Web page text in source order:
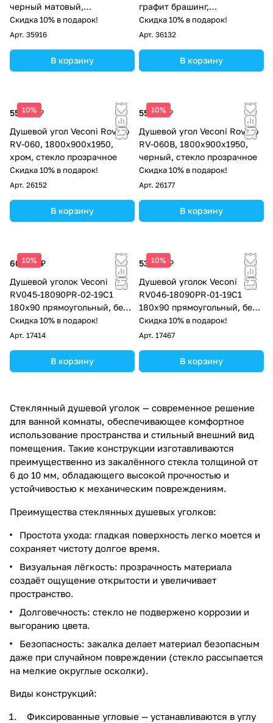
черный матовый,
прозрачное стекло
Скидка 10% в подарок!
Арт. 35916
В корзину
графит брашинг,
тонированное стекло
Скидка 10% в подарок!
Арт. 36132
В корзину
10%
55 057 ₽
Душевой угол Veconi Rovigo
RV-060, 1800х900х1950,
хром, стекло прозрачное
Скидка 10% в подарок!
Арт. 26152
В корзину
10%
55 057 ₽
Душевой угол Veconi Rovigo
RV-060B, 1800х900х1950,
черный, стекло прозрачное
Скидка 10% в подарок!
Арт. 26177
В корзину
10%
60 007 ₽
Душевой уголок Veconi
RV045-18090PR-02-19C1
180х90 прямоугольный, без
поддона, матовое стекло,
хром
Скидка 10% в подарок!
Арт. 17414
В корзину
10%
53 867 ₽
Душевой уголок Veconi
RV046-18090PR-01-19C1
180х90 прямоугольный, без
поддона, прозрачное стекло,
хром
Скидка 10% в подарок!
Арт. 17467
В корзину
Стеклянный душевой уголок — современное решение
для ванной комнаты, обеспечивающее комфортное
использование пространства и стильный внешний вид
помещения. Такие конструкции изготавливаются
преимущественно из закалённого стекла толщиной от
6 до 10 мм, обладающего высокой прочностью и
устойчивостью к механическим повреждениям.
Преимущества стеклянных душевых уголков:
Простота ухода: гладкая поверхность легко моется и
сохраняет чистоту долгое время.
Визуальная лёгкость: прозрачность материала
создаёт ощущение открытости и увеличивает
пространство.
Долговечность: стекло не подвержено коррозии и
выгоранию цвета.
Безопасность: закалка делает материал безопасным
даже при случайном повреждении (стекло рассыпается
на мелкие округлые осколки).
Виды конструкций:
Фиксированные угловые — устанавливаются в углу